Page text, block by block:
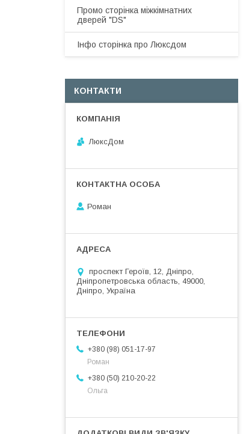
Промо сторінка міжкімнатних
дверей "DS"
Інфо сторінка про Люксдом
КОНТАКТИ
ЛюксДом
Роман
проспект Героїв, 12, Дніпро,
Дніпропетровська область, 49000,
Дніпро, Україна
+380 (98) 051-17-97
Роман
+380 (50) 210-20-22
Ольга